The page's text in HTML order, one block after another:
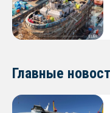
Главные